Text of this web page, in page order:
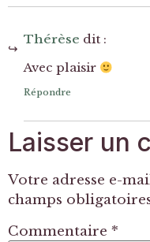
Thérèse dit :
Avec plaisir
Répondre
Laisser un
Votre adresse e-
champs
Commentaire *